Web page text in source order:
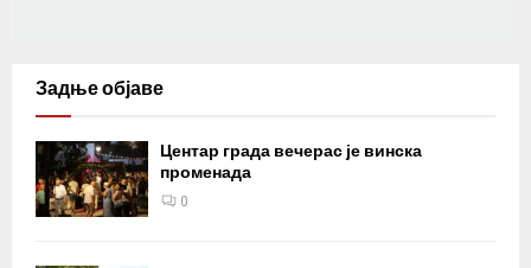
Задње објаве
Центар града вечерас је винска
променада
0